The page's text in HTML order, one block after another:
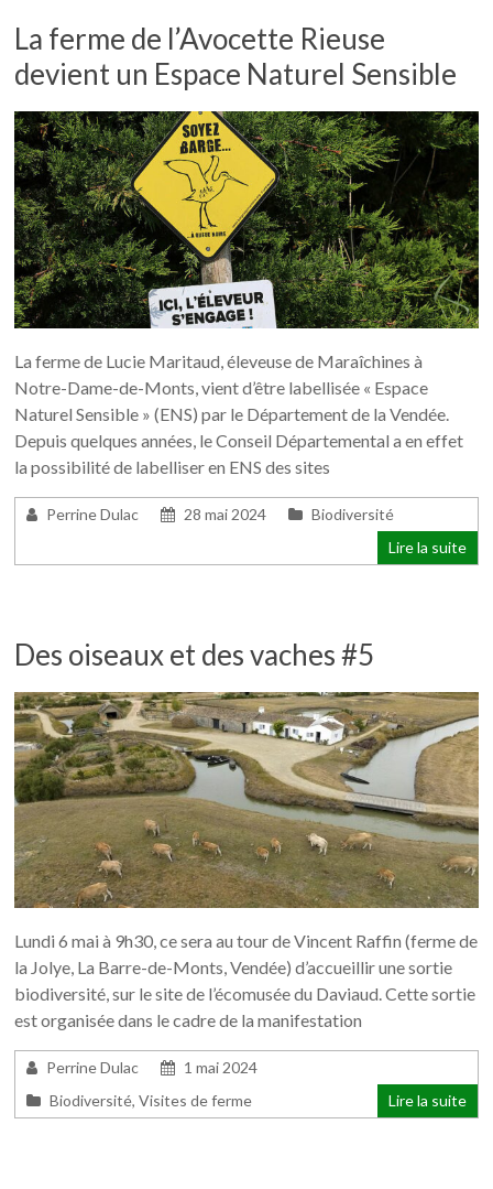
La ferme de l’Avocette Rieuse
devient un Espace Naturel Sensible
La ferme de Lucie Maritaud, éleveuse de Maraîchines à
Notre-Dame-de-Monts, vient d’être labellisée « Espace
Naturel Sensible » (ENS) par le Département de la Vendée.
Depuis quelques années, le Conseil Départemental a en effet
la possibilité de labelliser en ENS des sites
Perrine Dulac 28 mai 2024
Biodiversité
Lire la suite
Des oiseaux et des vaches #5
Lundi 6 mai à 9h30, ce sera au tour de Vincent Raffin (ferme de
la Jolye, La Barre-de-Monts, Vendée) d’accueillir une sortie
biodiversité, sur le site de l’écomusée du Daviaud. Cette sortie
est organisée dans le cadre de la manifestation
Perrine Dulac
1 mai 2024
Biodiversité,Visites de ferme Lire la suite